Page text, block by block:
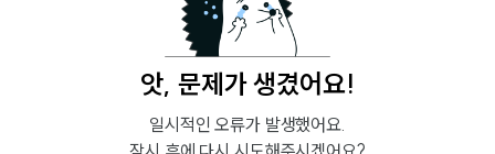
앗, 문제가 생겼어요!
일시적인 오류가 발생했어요.